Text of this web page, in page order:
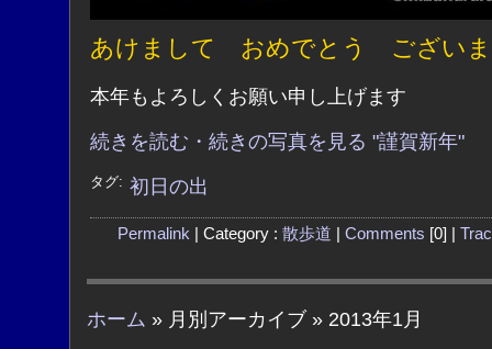
あけまして おめでとう ござい
本年もよろしくお願い申し上げます
続きを読む・続きの写真を見る "謹賀新年"
タグ: 初日の出
Permalink | Category : 散歩道 Comments [0] |
ホーム » 月別アーカイブ » 2013年1月